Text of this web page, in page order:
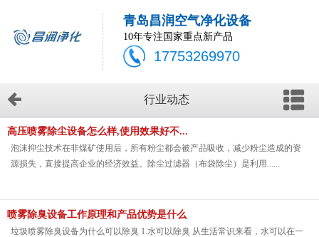
青岛昌润空气净化设备
10年专注国家重点新产品
17753269970
行业动态
高压喷雾除尘设备怎么样,使用效果好不...
泡沫抑尘技术在非煤矿使用后，所有粉尘都会被产品吸收，减少粉尘造成的资
源损失，直接提高企业的经济效益。除尘过滤器（布袋除尘）是利用......
喷雾除臭设备工作原理和产品优势是什么
垃圾喷雾除臭设备为什么可以除臭 1.水可以除臭 从生活常识来看，水可以在一